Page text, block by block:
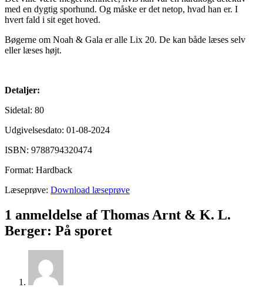
med en dygtig sporhund. Og måske er det netop, hvad han er. I
hvert fald i sit eget hoved.
Bøgerne om Noah & Gala er alle Lix 20. De kan både læses selv
eller læses højt.
Detaljer:
Sidetal: 80
Udgivelsesdato: 01-08-2024
ISBN: 9788794320474
Format: Hardback
Læseprøve: Download læseprøve
1 anmeldelse afThomas Arnt & K. L.
Berger: På sporet